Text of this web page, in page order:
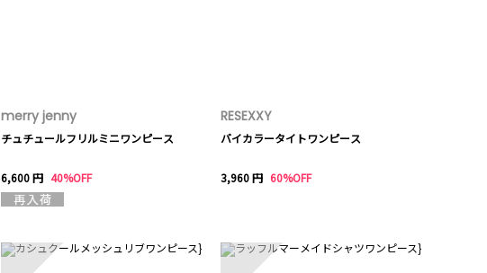
merry jenny
チュチュールフリルミニワンピース
6,600 円 40%OFF
RESEXXY
バイカラータイトワンピース
3,960 円 60%OFF